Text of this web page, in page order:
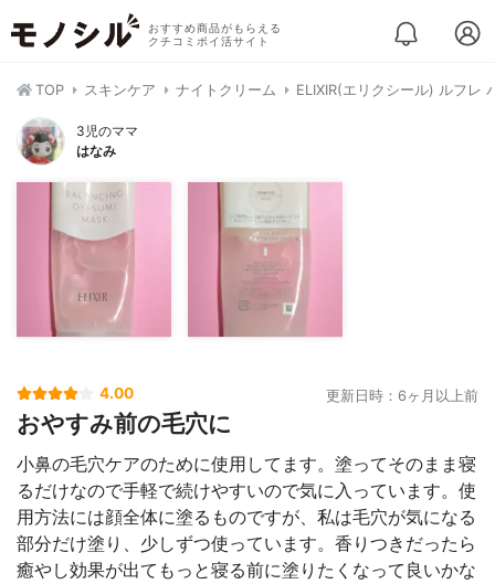
おすすめ商品がもらえる
クチコミポイ活サイト
TOP スキンケア ナイトクリーム ELIXIR(エリクシール) ルフレ
3児のママ
はなみ
4.00 更新日時：6ヶ月以上前
おやすみ前の毛穴に
小鼻の毛穴ケアのために使用してます。塗ってそのまま寝
るだけなので手軽で続けやすいので気に入っています。使
用方法には顔全体に塗るものですが、私は毛穴が気になる
部分だけ塗り、少しずつ使っています。香りつきだったら
癒やし効果が出てもっと寝る前に塗りたくなって良いかな